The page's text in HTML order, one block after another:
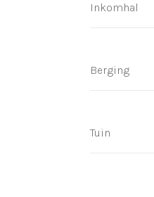
Inkomhal
Berging
Tuin